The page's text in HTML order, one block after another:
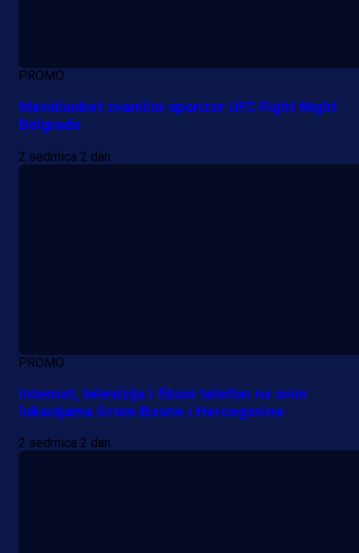
PROMO
Meridianbet zvanični sponzor UFC Fight Night
Belgrade
2 sedmica 2 dan
PROMO
Internet, televizija i fiksni telefon na svim
lokacijama širom Bosne i Hercegovine
2 sedmica 2 dan